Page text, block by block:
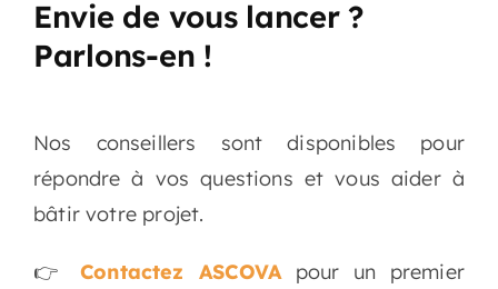
Envie de vous lancer ?
Parlons-en !
Nos conseillers sont disponibles pour
répondre à vos questions et vous aider à
bâtir votre projet.
👉 Contactez ASCOVA
pour un premier